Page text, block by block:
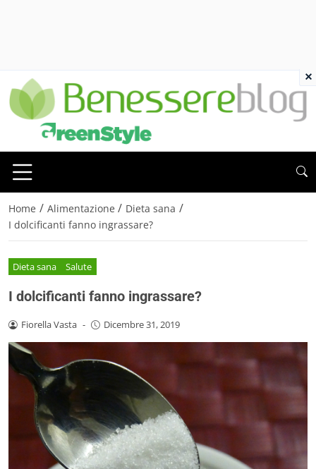
Home / Alimentazione / Dieta sana /
I dolcificanti fanno ingrassare?
Dieta sana Salute
I dolcificanti fanno ingrassare?
Fiorella Vasta - Dicembre 31, 2019
×